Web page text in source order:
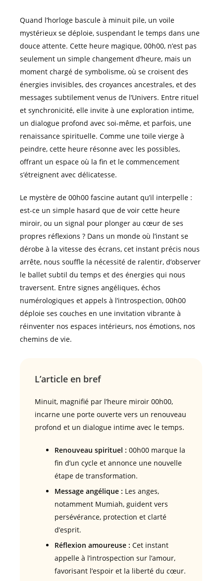
Quand l’horloge bascule à minuit pile, un voile
mystérieux se déploie, suspendant le temps dans une
douce attente. Cette heure magique, 00h00, n’est pas
seulement un simple changement d’heure, mais un
moment chargé de symbolisme, où se croisent des
énergies invisibles, des croyances ancestrales, et des
messages subtilement venus de l’Univers. Entre rituel
et synchronicité, elle invite à une exploration intime,
un dialogue profond avec soi-même, et parfois, une
renaissance spirituelle. Comme une toile vierge à
peindre, cette heure résonne avec les possibles,
offrant un espace où la fin et le commencement
s’étreignent avec délicatesse.
Le mystère de 00h00 fascine autant qu’il interpelle :
est-ce un simple hasard que de voir cette heure
miroir, ou un signal pour plonger au cœur de ses
propres réflexions ? Dans un monde où l’instant se
dérobe à la vitesse des écrans, cet instant précis nous
arrête, nous souffle la nécessité de ralentir, d’observer
le ballet subtil du temps et des énergies qui nous
traversent. Entre signes angéliques, échos
numérologiques et appels à l’introspection, 00h00
déploie ses couches en une invitation vibrante à
réinventer nos espaces intérieurs, nos émotions, nos
chemins de vie.
L’article en bref
Minuit, magnifié par l’heure miroir 00h00,
incarne une porte ouverte vers un renouveau
profond et un dialogue intime avec le temps.
Renouveau spirituel : 00h00 marque la
fin d’un cycle et annonce une nouvelle
étape de transformation.
Message angélique : Les anges,
notamment Mumiah, guident vers
persévérance, protection et clarté
d’esprit.
Réflexion amoureuse : Cet instant
appelle à l’introspection sur l’amour,
favorisant l’espoir et la liberté du cœur.